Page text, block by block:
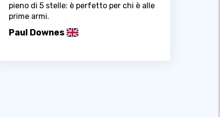
pieno di 5 stelle: è perfetto per chi è alle
prime armi.
Paul Downes